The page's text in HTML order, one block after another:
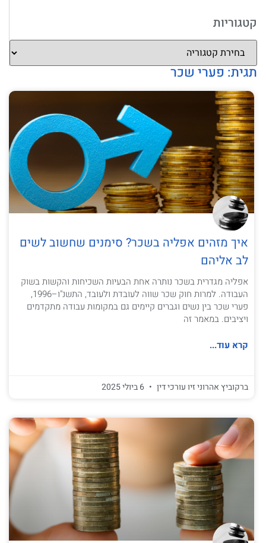
קטגוריות
תגית: פערי שכר
איך מזהים אפליה בשכר? סימנים שחשוב לשים
לב אליהם
אפליה מגדרית בשכר נותרה אחת הבעיות השכיחות והקשות בשוק
העבודה. למרות חוק שכר שווה לעובדת ולעובד, התשנ"ו–1996,
פערי שכר בין נשים וגברים קיימים גם במקומות עבודה מתקדמים
ויציבים. במאמר זה
קרא עוד...
ברקוביץ אהרוני זיו עורכי דין